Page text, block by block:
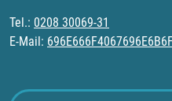
Tel.: 0208 30069-31
E-Mail: